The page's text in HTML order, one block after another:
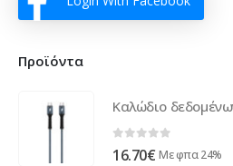
Προϊόντα
0 out of 5
16.70€ Με φπα 24%